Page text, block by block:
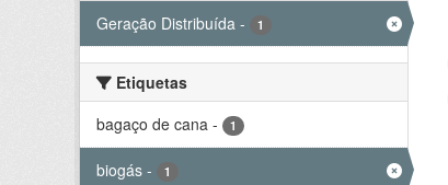
Geração Distribuída - 1
Etiquetas
bagaço de cana - 1
biogás - 1